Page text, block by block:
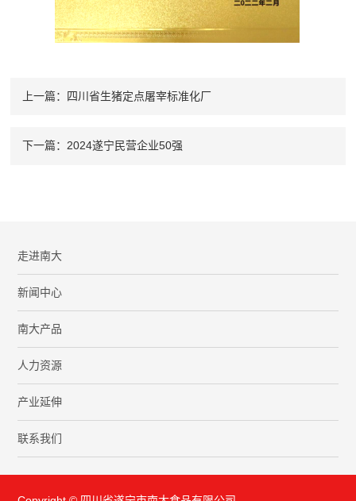
上一篇：四川省生猪定点屠宰标准化厂
下一篇：2024遂宁民营企业50强
走进南大
新闻中心
南大产品
人力资源
产业延伸
联系我们